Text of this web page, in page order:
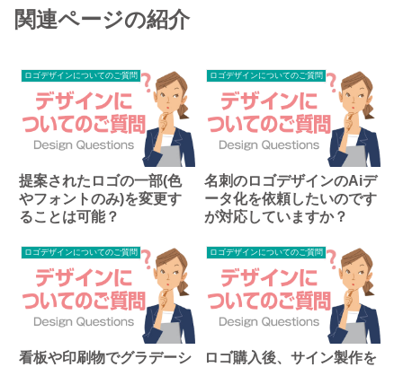
関連ページの紹介
ロゴデザインについてのご質問
提案されたロゴの一部(色
やフォントのみ)を変更す
ることは可能？
ロゴデザインについてのご質問
名刺のロゴデザインのAiデ
ータ化を依頼したいのです
が対応していますか？
ロゴデザインについてのご質問
看板や印刷物でグラデーシ
ロゴデザインについてのご質問
ロゴ購入後、サイン製作を